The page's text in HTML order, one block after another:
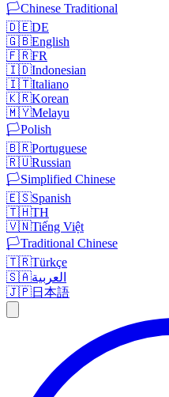
🏳️Chinese Traditional
🇩🇪DE
🇬🇧English
🇫🇷FR
🇮🇩Indonesian
🇮🇹Italiano
🇰🇷Korean
🇲🇾Melayu
🏳️Polish
🇧🇷Portuguese
🇷🇺Russian
🏳️Simplified Chinese
🇪🇸Spanish
🇹🇭TH
🇻🇳Tiếng Việt
🏳️Traditional Chinese
🇹🇷Türkçe
🇸🇦العربية
🇯🇵日本語